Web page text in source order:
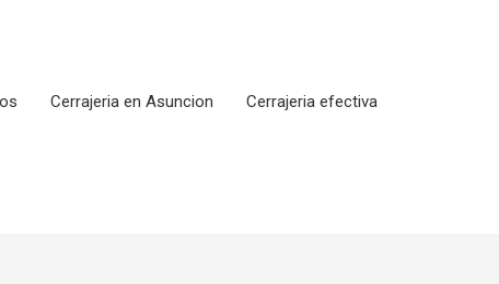
Cerrajeria en Asuncion
Cerrajeria efectiva